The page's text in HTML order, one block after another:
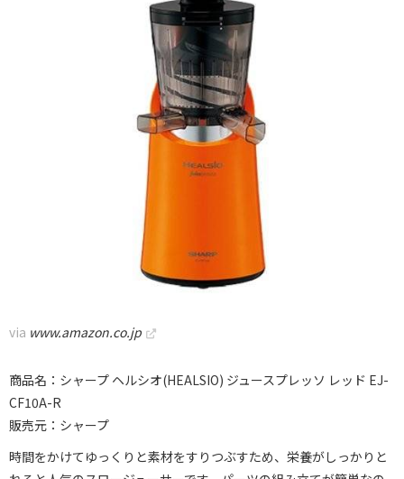
via www.amazon.co.jp
商品名：シャープ ヘルシオ(HEALSIO) ジュースプレッソ レッド EJ-
CF10A-R
販売元：シャープ
時間をかけてゆっくりと素材をすりつぶすため、栄養がしっかりと